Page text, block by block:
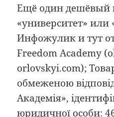
Ещё один дешёвый
«университет» или
Инфожулик и тут
Freedom Academy
orlovskyi.com);
обмеженою
Академія»,
юридичної особи: